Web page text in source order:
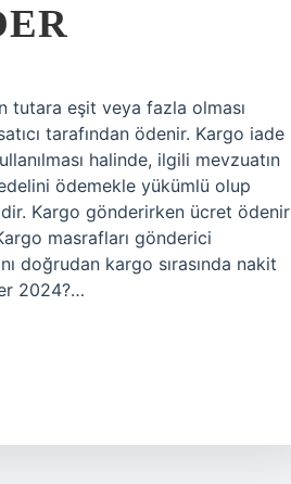
tutara eşit veya fazla olması
tarafından ödenir. Kargo iade
halinde, ilgili mevzuatın
ödemekle yükümlü olup
Kargo gönderirken ücret ödenir
masrafları gönderici
doğrudan kargo sırasında nakit
2024?…